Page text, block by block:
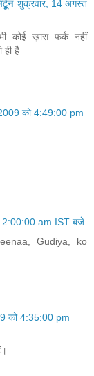
शुक्रवार, 14 अगस्त
कोई ख़ास फर्क नहीं
ही है
को 4:49:00 pm
2:00:00 am IST बजे
Gudiya, ko
को 4:35:00 pm